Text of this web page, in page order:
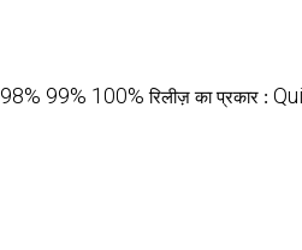
98% 99% 100% रिलीज़ का प्रकार :